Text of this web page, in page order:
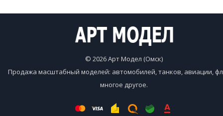
© 2026 Арт Модел (Омск)
Продажа масштабный моделей: автомобилей, танков, авиации,
многое другое.